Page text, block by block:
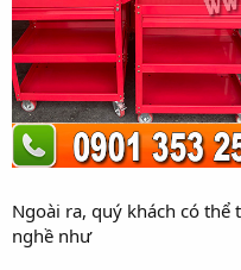
Ngoài ra, quý khách có
nghề như